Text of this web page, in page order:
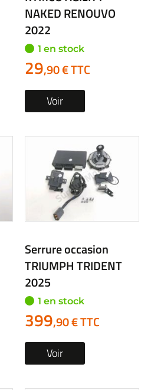
NAKED RENOUVO
2022
1 en stock
29,90 € TTC
Voir
Serrure occasion
TRIUMPH TRIDENT
2025
1 en stock
399,90 € TTC
Voir